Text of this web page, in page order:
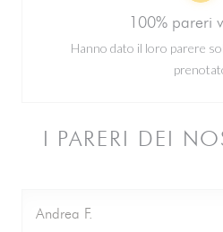
I PARERI DEI
Andrea F
100% pareri
Hanno dato il loro parere